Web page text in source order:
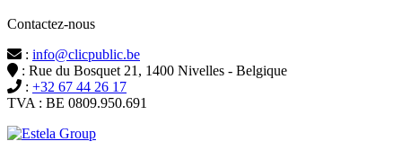
Contactez-nous
: info@clicpublic.be
: Rue du Bosquet 21, 1400 Nivelles - Belgique
: +32 67 44 26 17
TVA : BE 0809.950.691